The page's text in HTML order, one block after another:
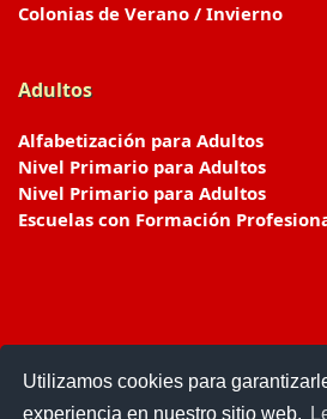
Utilizamos cookies para
experiencia en nuestro sitio web.
Colonias de Verano / Invierno
Adultos
Alfabetización para Adultos
Nivel Primario para Adultos
Nivel Primario para Adultos
Escuelas con Formación